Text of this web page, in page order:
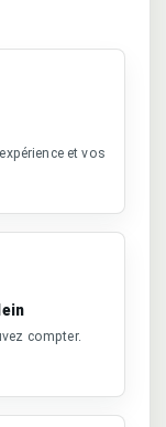
et vos
compter.